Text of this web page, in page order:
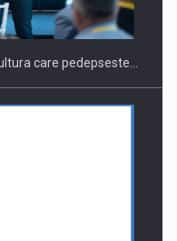
care pedepseste…